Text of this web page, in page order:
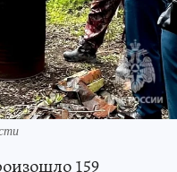
159